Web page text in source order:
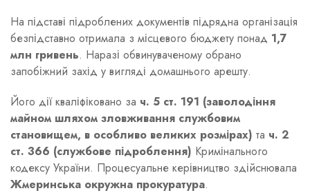
На підставі підроблених документів підрядна організація
безпідставно отримала з місцевого бюджету понад 1,7
млн гривень. Наразі обвинуваченому обрано
запобіжний захід у вигляді домашнього арешту.
Його дії кваліфіковано за ч. 5 ст. 191 (заволодіння
майном шляхом зловживання службовим
становищем, в особливо великих розмірах) та ч. 2
ст. 366 (службове підроблення) Кримінального
кодексу України. Процесуальне керівництво здійснювала
Жмеринська окружна прокуратура.